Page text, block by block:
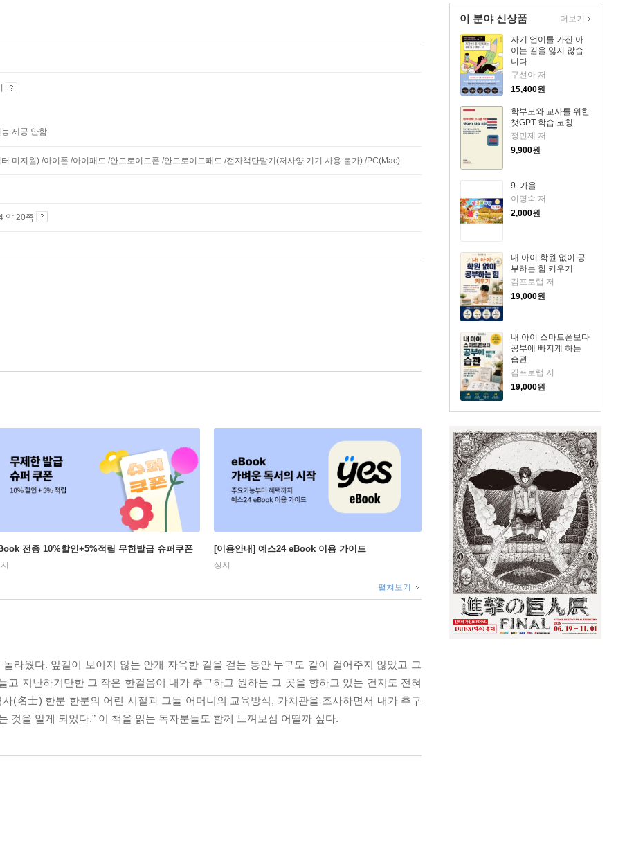
이 분야 신상품
자기 언어를 가진 아
이는 길을 잃지 않습
니다
구선아 저
15,400원
학부모와 교사를 위한
챗GPT 학습 코칭
정민제 저
9,900원
9. 가을
이명숙 저
2,000원
내 아이 학원 없이 공
부하는 힘 키우기
김프로랩 저
19,000원
내 아이 스마트폰보다
공부에 빠지게 하는
습관
김프로랩 저
19,000원
더보기
제공 안함
미지원) /아이폰 /아이패드 /안드로이드폰 /안드로이드패드 /전자책단말기(저사양 기기 사용 불가) /PC(Mac)
약 20쪽
전종 10%할인+5%적립 무한발급 슈퍼쿠폰 [이용안내] 예스24 eBook 이용 가이드
상시
펼쳐보기
라웠다. 앞길이 보이지 않는 안개 자욱한 길을 걷는 동안 누구도 같이 걸어주지 않았고 그
고 지난하기만한 그 작은 한걸음이 내가 추구하고 원하는 그 곳을 향하고 있는 건지도 전혀
(名士) 한분 한분의 어린 시절과 그들 어머니의 교육방식, 가치관을 조사하면서 내가 추구
것을 알게 되었다.” 이 책을 읽는 독자분들도 함께 느껴보심 어떨까 싶다.